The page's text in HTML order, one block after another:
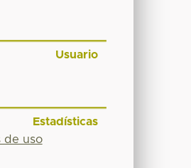
Usuario
Estadísticas
de uso